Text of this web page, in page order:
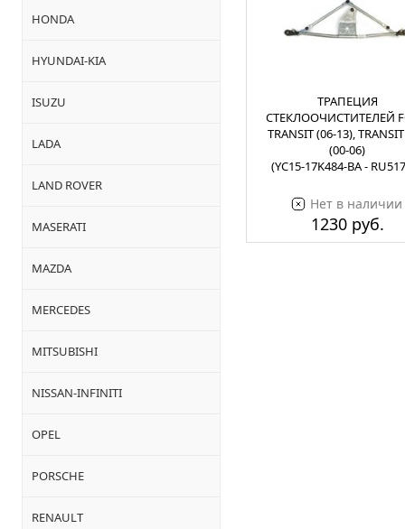
HONDA
HYUNDAI-KIA
ISUZU
LADA
LAND ROVER
MASERATI
MAZDA
MERCEDES
MITSUBISHI
NISSAN-INFINITI
OPEL
PORSCHE
RENAULT
ТРАПЕЦИЯ
СТЕКЛООЧИСТИТЕЛЕЙ
TRANSIT (06-13),
(00-06)
(YC15-17K484-BA -
Нет в наличии
1230 руб.